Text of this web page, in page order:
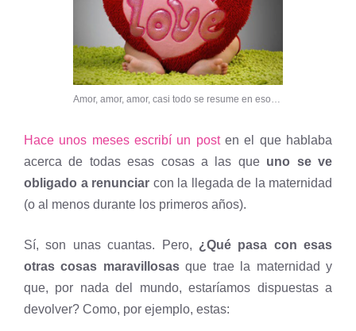
Amor, amor, amor, casi todo se resume en eso…
Hace unos meses escribí un posten el que hablaba
acerca de todas esas cosas a las que uno se ve
obligado a renunciar con la llegada de la maternidad
(o al menos durante los primeros años).
Sí, son unas cuantas. Pero, ¿Qué pasa con esas
otras cosas maravillosasque trae la maternidad y
que, por nada del mundo, estaríamos dispuestas a
devolver? Como, por ejemplo, estas: